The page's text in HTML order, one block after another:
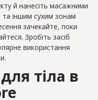
й нанесіть масажними
та іншим сухим зонам
зачекайте, поки
Зробіть засіб
використання
тіла в